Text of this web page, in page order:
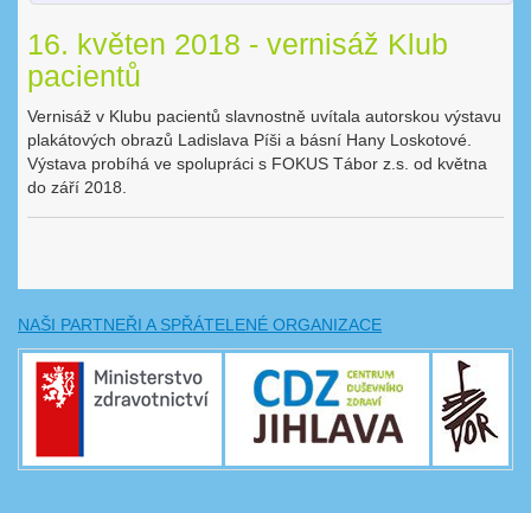
16. květen 2018 - vernisáž Klub
pacientů
Vernisáž v Klubu pacientů slavnostně uvítala autorskou výstavu
plakátových obrazů Ladislava Píši a básní Hany Loskotové.
Výstava probíhá ve spolupráci s FOKUS Tábor z.s. od května
do září 2018.
NAŠI PARTNEŘI A SPŘÁTELENÉ ORGANIZACE